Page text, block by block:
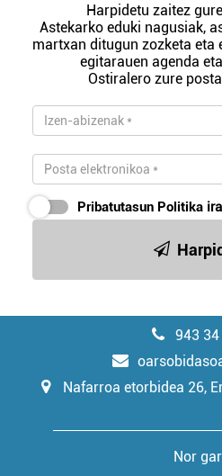
Harpidetu zaitez
Astekarko eduki nagusiak,
martxan ditugun zozketa eta
egitarauen agenda
Ostiralero zure
Pribatutasun Politika
943
Nafarroa etorbidea 26,
Nor